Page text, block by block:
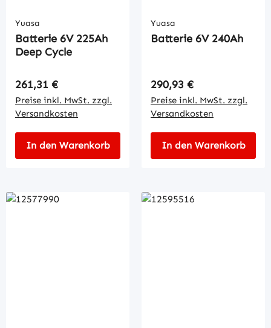
Yuasa
Batterie 6V 225Ah
Deep Cycle
Regulärer Preis:
261,31 €
Preise inkl. MwSt. zzgl.
Versandkosten
In den Warenkorb
Yuasa
Batterie 6V 240Ah
Regulärer Preis:
290,93 €
Preise inkl. MwSt. zzgl.
Versandkosten
In den Warenkorb